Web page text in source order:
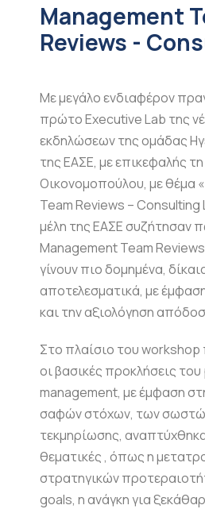
Management
Reviews -
Με μεγάλο ενδιαφέρον
πρώτο Executive Lab της
εκδηλώσεων της ομάδας
της ΕΑΣΕ, με επικεφαλής
Οικονομοπούλου, με θέμα
Team Reviews –
μέλη της ΕΑΣΕ συζήτησαν
Management Team
γίνουν πιο δομημένα,
αποτελεσματικά, με
και την αξιολόγηση
Στο πλαίσιο του
οι βασικές προκλήσεις
management, με έμφαση
σαφών στόχων, των
τεκμηρίωσης,
θεματικές , όπως η
στρατηγικών
goals, η ανάγκη για